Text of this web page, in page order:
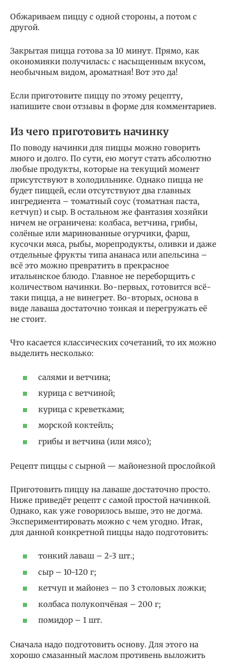
Обжариваем пиццу с одной стороны, а потом с
другой.
Закрытая пицца готова за 10 минут. Прямо, как
окономияки получилась: с насыщенным вкусом,
необычным видом, ароматная! Вот это да!
Если приготовите пиццу по этому рецепту,
напишите свои отзывы в форме для комментариев.
Из чего приготовить начинку
По поводу начинки для пиццы можно говорить
много и долго. По сути, ею могут стать абсолютно
любые продукты, которые на текущий момент
присутствуют в холодильнике. Однако пицца не
будет пиццей, если отсутствуют два главных
ингредиента – томатный соус (томатная паста,
кетчуп) и сыр. В остальном же фантазия хозяйки
ничем не ограничена: колбаса, ветчина, грибы,
солёные или маринованные огурчики, фарш,
кусочки мяса, рыбы, морепродукты, оливки и даже
отдельные фрукты типа ананаса или апельсина –
всё это можно превратить в прекрасное
итальянское блюдо. Главное не переборщить с
количеством начинки. Во-первых, готовится всё-
таки пицца, а не винегрет. Во-вторых, основа в
виде лаваша достаточно тонкая и перегружать её
не стоит.
Что касается классических сочетаний, то их можно
выделить несколько:
салями и ветчина;
курица с ветчиной;
курица с креветками;
морской коктейль;
грибы и ветчина (или мясо);
Рецепт пиццы с сырной — майонезной прослойкой
Приготовить пиццу на лаваше достаточно просто.
Ниже приведёт рецепт с самой простой начинкой.
Однако, как уже говорилось выше, это не догма.
Экспериментировать можно с чем угодно. Итак,
для данной конкретной пиццы надо подготовить:
тонкий лаваш – 2-3 шт.;
сыр – 10-120 г;
кетчуп и майонез – по 3 столовых ложки;
колбаса полукопчёная – 200 г;
помидор – 1 шт.
Сначала надо подготовить основу. Для этого на
хорошо смазанный маслом противень выложить